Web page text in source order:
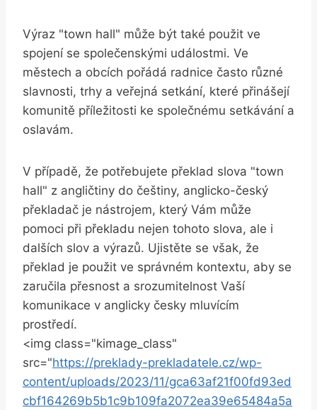
Výraz⁢ "town hall" může být také použit ve⁣
spojení se společenskými​ událostmi.​ Ve
městech a obcích ⁤pořádá radnice⁢ často různé
slavnosti, trhy a veřejná setkání, ‌které přinášejí
komunitě příležitosti‍ ke společnému setkávání a
oslavám.
V případě, že ⁣potřebujete‌ překlad slova "town
hall" z angličtiny do češtiny, ⁤anglicko-český
‍překladač je nástrojem, který Vám může
pomoci při⁣ překladu nejen tohoto slova, ale i
⁤dalších ⁣slov ‌a výrazů.⁢ Ujistěte se však, že
překlad je použit‌ ve správném ‍kontextu,‌ aby se
zaručila přesnost a srozumitelnost‍ Vaší
komunikace⁢ v ⁣anglicky česky⁣ mluvícím
prostředí.
<img⁤ class="kimage_class"
src="https://preklady-prekladatele.cz/wp-
content/uploads/2023/11/gca63af21f00fd93ed
cbf164269b5b1c9b109fa2072ea39e65484a5a